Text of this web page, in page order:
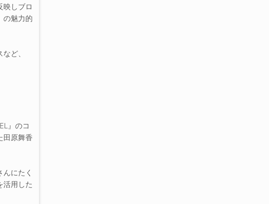
映しブロ
の魅力的
ど、
』のコ
田原舞香
にたく
活用した